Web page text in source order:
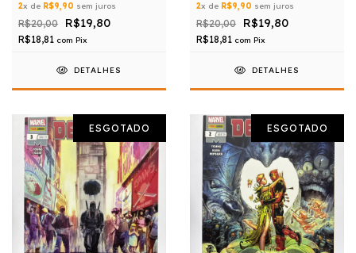
2x de R$9,90 sem juros
R$20,00 R$19,80
R$18,81 com Pix
DETALHES
2x de R$9,90 sem juros
R$20,00 R$19,80
R$18,81 com Pix
DETALHES
ESGOTADO ESGOTADO